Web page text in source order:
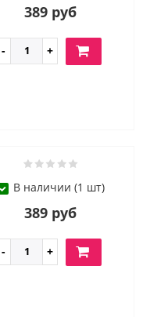
389 руб
В наличии (1 шт)
389 руб